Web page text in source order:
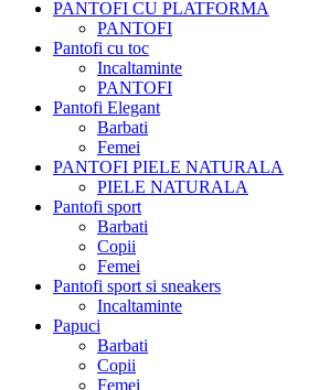
PANTOFI CU PLATFORMA
PANTOFI
Pantofi cu toc
Incaltaminte
PANTOFI
Pantofi Elegant
Barbati
Femei
PANTOFI PIELE NATURALA
PIELE NATURALA
Pantofi sport
Barbati
Copii
Femei
Pantofi sport si sneakers
Incaltaminte
Papuci
Barbati
Copii
Femei